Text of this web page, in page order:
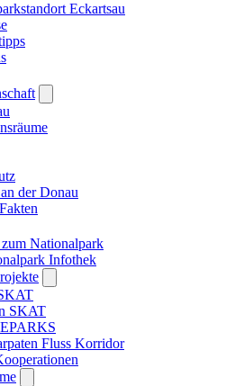
Eckartsau
der Donau
Nationalpark
Infothek
SKAT
Fluss Korridor